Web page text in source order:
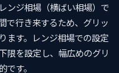
ンジ相場（横ばい相場）で
で行き来するため、グリッ
ます。レンジ相場での設定
限を設定し、幅広めのグリ
す。